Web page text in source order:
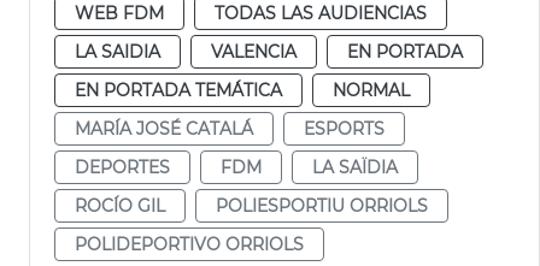
WEB FDM
TODAS LAS AUDIENCIAS
LA SAIDIA
VALENCIA
EN PORTADA
EN PORTADA TEMÁTICA
NORMAL
MARÍA JOSÉ CATALÁ
ESPORTS
DEPORTES
FDM
LA SAÏDIA
ROCÍO GIL
POLIESPORTIU ORRIOLS
POLIDEPORTIVO ORRIOLS